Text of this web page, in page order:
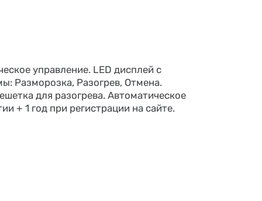
управление. LED дисплей с
Разморозка, Разогрев, Отмена.
для разогрева. Автоматическое
+ 1 год при регистрации на сайте.